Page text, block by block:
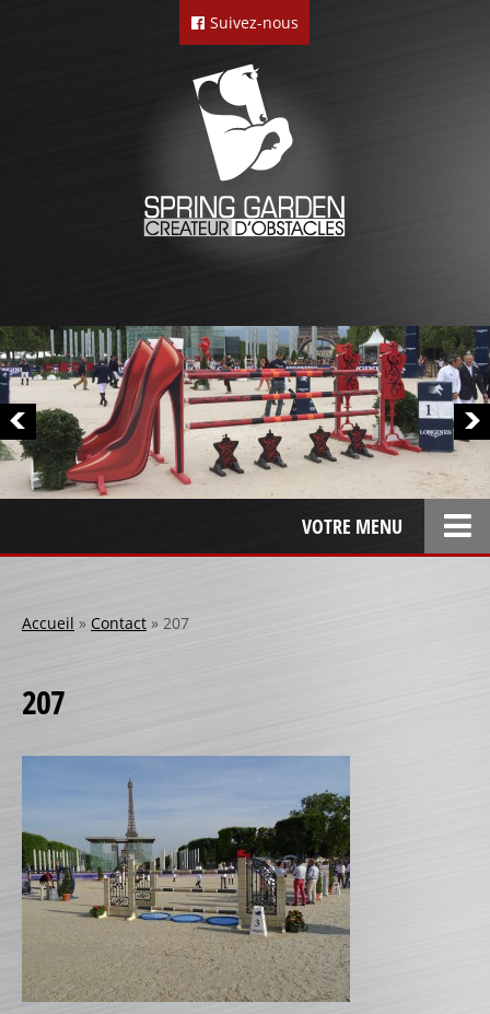
Suivez-nous
VOTRE MENU
SPONSOR
SPONSORS 3
PERSONNALISATION
RÉALISATIONS SPÉCIALES
CRÉATION
RÉFÉRENCES
CATALOGUE PRODUITS
Accueil » Contact » 207
207